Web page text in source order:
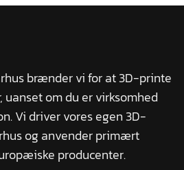
brænder vi for at 3D-printe
uanset om du er virksomhed
Vi driver vores egen 3D-
og anvender primært
producenter.